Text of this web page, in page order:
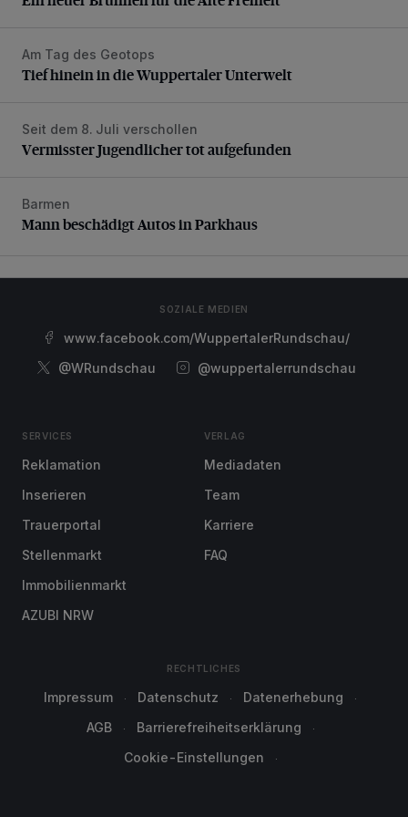
Tief hinein in die Wuppertaler Unterwelt
Am Tag des Geotops
Tief hinein in die Wuppertaler Unterwelt
Vermisster Jugendlicher tot aufgefunden
Seit dem 8. Juli verschollen
Vermisster Jugendlicher tot aufgefunden
Mann beschädigt Autos in Parkhaus
Barmen
Mann beschädigt Autos in Parkhaus
SOZIALE MEDIEN
www.facebook.com/WuppertalerRundschau/
@WRundschau
@wuppertalerrundschau
SERVICES
Reklamation
Inserieren
Trauerportal
Stellenmarkt
Immobilienmarkt
AZUBI NRW
VERLAG
Mediadaten
Team
Karriere
FAQ
RECHTLICHES
Impressum Datenschutz
Datenerhebung
AGB
Barrierefreiheitserklärung
Cookie-Einstellungen